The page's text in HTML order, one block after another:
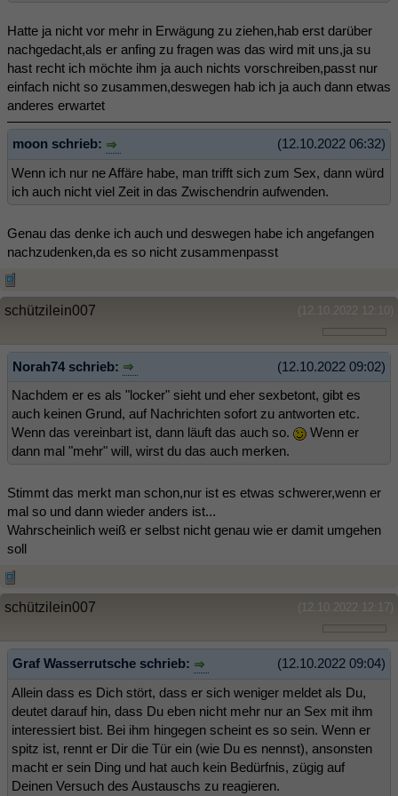
Hatte ja nicht vor mehr in Erwägung zu ziehen,hab erst darüber
nachgedacht,als er anfing zu fragen was das wird mit uns,ja su
hast recht ich möchte ihm ja auch nichts vorschreiben,passt nur
einfach nicht so zusammen,deswegen hab ich ja auch dann etwas
anderes erwartet
(12.10.2022 06:32)
moon schrieb:
Wenn ich nur ne Affäre habe, man trifft sich zum Sex, dann würd
ich auch nicht viel Zeit in das Zwischendrin aufwenden.
Genau das denke ich auch und deswegen habe ich angefangen
nachzudenken,da es so nicht zusammenpasst
(12.10.2022 12:10)
schützilein007
(12.10.2022 09:02)
Norah74 schrieb:
Nachdem er es als "locker" sieht und eher sexbetont, gibt es
auch keinen Grund, auf Nachrichten sofort zu antworten etc.
Wenn das vereinbart ist, dann läuft das auch so.
Wenn er
dann mal "mehr" will, wirst du das auch merken.
Stimmt das merkt man schon,nur ist es etwas schwerer,wenn er
mal so und dann wieder anders ist...
Wahrscheinlich weiß er selbst nicht genau wie er damit umgehen
soll
(12.10.2022 12:17)
schützilein007
(12.10.2022 09:04)
Graf Wasserrutsche schrieb:
Allein dass es Dich stört, dass er sich weniger meldet als Du,
deutet darauf hin, dass Du eben nicht mehr nur an Sex mit ihm
interessiert bist. Bei ihm hingegen scheint es so sein. Wenn er
spitz ist, rennt er Dir die Tür ein (wie Du es nennst), ansonsten
macht er sein Ding und hat auch kein Bedürfnis, zügig auf
Deinen Versuch des Austauschs zu reagieren.